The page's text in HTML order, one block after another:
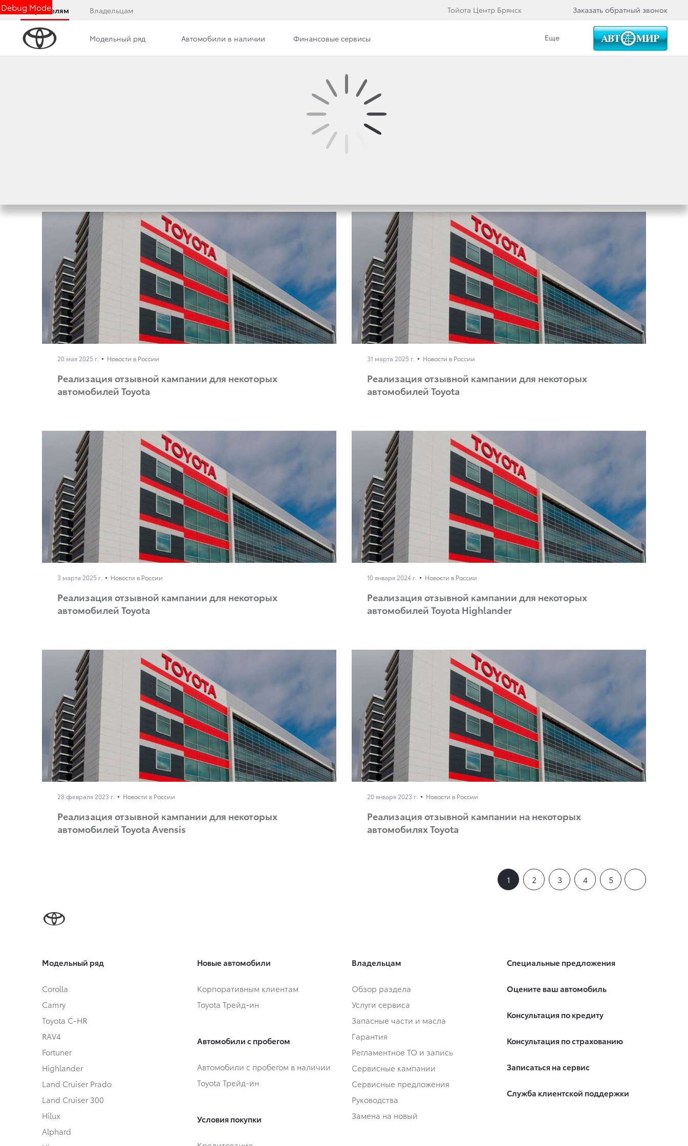
Debug Mode
Покупателям Владельцам Тойота Центр Брянск Заказать обратный звонок
Модельный ряд Автомобили в наличии Финансовые сервисы Еще
Дилерский центр
20 мая 2025 г. Новости в России
Реализация отзывной кампании для некоторых
автомобилей Toyota
31 марта 2025 г. Новости в России
Реализация отзывной кампании для некоторых
автомобилей Toyota
3 марта 2025 г. Новости в России
Реализация отзывной кампании для некоторых
автомобилей Toyota
10 января 2024 г. Новости в России
Реализация отзывной кампании для некоторых
автомобилей Toyota Highlander
28 февраля 2023 г. Новости в России
Реализация отзывной кампании для некоторых
автомобилей Toyota Avensis
20 января 2023 г. Новости в России
Реализация отзывной кампании на некоторых
автомобилях Toyota
1 2 3 4 5
Модельный ряд
Corolla
Camry
Toyota C-HR
RAV4
Fortuner
Highlander
Land Cruiser Prado
Land Cruiser 300
Hilux
Alphard
Новые автомобили
Корпоративным клиентам
Toyota Трейд-ин
Автомобили с пробегом
Автомобили с пробегом в наличии
Toyota Трейд-ин
Условия покупки
Владельцам
Обзор раздела
Услуги сервиса
Запасные части и масла
Гарантия
Регламентное ТО и запись
Сервисные кампании
Сервисные предложения
Руководства
Замена на новый
Специальные предложения
Оцените ваш автомобиль
Консультация по кредиту
Консультация по страхованию
Записаться на сервис
Служба клиентской поддержки